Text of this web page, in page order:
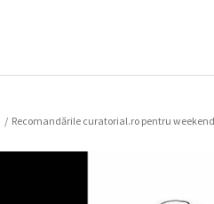
/ Recomandările curatorial.ro pentru